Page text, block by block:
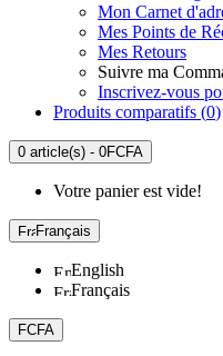
Mon Carnet
Mes Points de
Mes Retours
Suivre ma
Inscrivez-vous
Produits comparatifs (0)
0 article(s) - 0FCFA
Votre panier est vide!
Français
English
Français
FCFA